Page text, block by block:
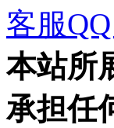
客服
本站所
承担任